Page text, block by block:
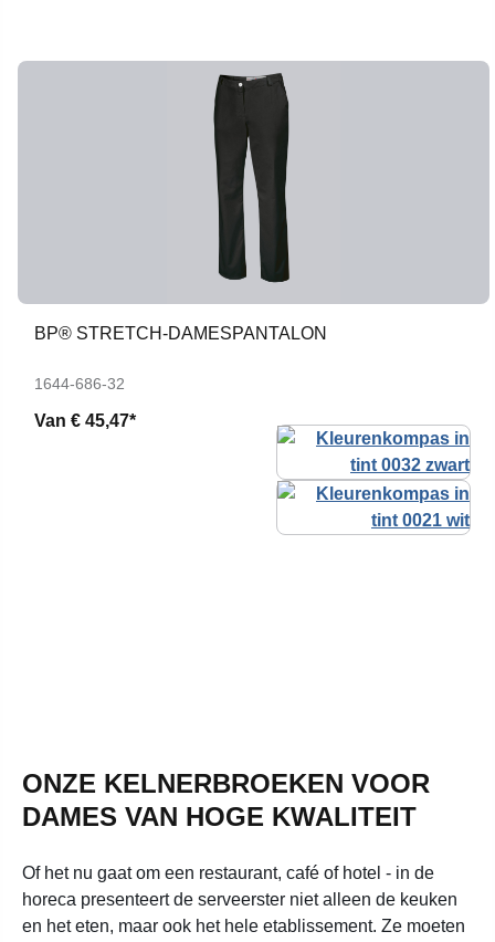
BP® STRETCH-DAMESPANTALON
1644-686-32
Van € 45,47*
ONZE KELNERBROEKEN VOOR
DAMES VAN HOGE KWALITEIT
Of het nu gaat om een restaurant, café of hotel - in de
horeca presenteert de serveerster niet alleen de keuken
en het eten, maar ook het hele etablissement. Ze moeten